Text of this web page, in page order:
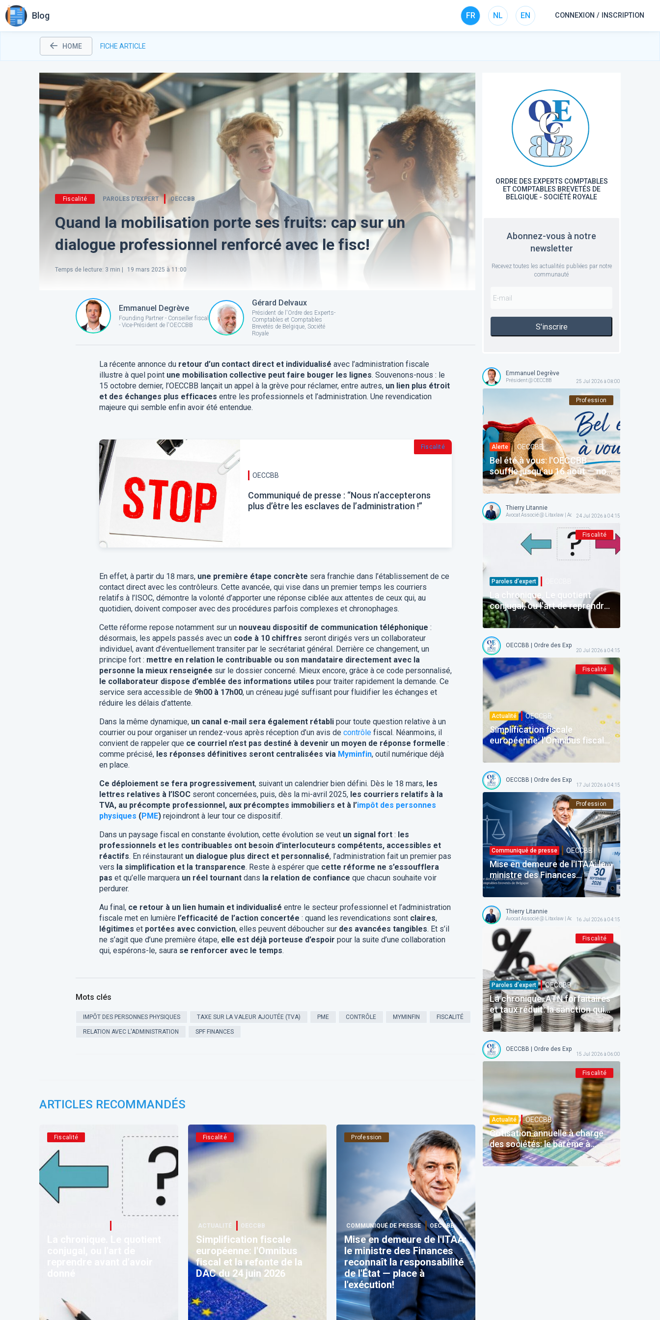
Blog FR NL EN CONNEXION / INSCRIPTION
HOME FICHE ARTICLE
Fiscalité PAROLES D’EXPERT OECCBB
Quand la mobilisation porte ses fruits: cap sur un
dialogue professionnel renforcé avec le fisc!
Temps de lecture: 3 min | 19 mars 2025 à 11:00
Emmanuel Degrève
Founding Partner - Conseiller fiscal
- Vice-Président de l'OECCBB
Gérard Delvaux
Président de l'Ordre des Experts-
Comptables et Comptables
Brevetés de Belgique, Société
Royale
La récente annonce du retour d’un contact direct et individualisé avec l’administration fiscale
illustre à quel point une mobilisation collective peut faire bouger les lignes. Souvenons-nous : le
15 octobre dernier, l’OECCBB lançait un appel à la grève pour réclamer, entre autres, un lien plus étroit
et des échanges plus efficaces entre les professionnels et l’administration. Une revendication
majeure qui semble enfin avoir été entendue.
Fiscalité
OECCBB
Communiqué de presse : “Nous n’accepterons
plus d’être les esclaves de l’administration !”
En effet, à partir du 18 mars, une première étape concrète sera franchie dans l’établissement de ce
contact direct avec les contrôleurs. Cette avancée, qui vise dans un premier temps les courriers
relatifs à l’ISOC, démontre la volonté d’apporter une réponse ciblée aux attentes de ceux qui, au
quotidien, doivent composer avec des procédures parfois complexes et chronophages.
Cette réforme repose notamment sur un nouveau dispositif de communication téléphonique :
désormais, les appels passés avec un code à 10 chiffres seront dirigés vers un collaborateur
individuel, avant d’éventuellement transiter par le secrétariat général. Derrière ce changement, un
principe fort : mettre en relation le contribuable ou son mandataire directement avec la
personne la mieux renseignée sur le dossier concerné. Mieux encore, grâce à ce code personnalisé,
le collaborateur dispose d’emblée des informations utiles pour traiter rapidement la demande. Ce
service sera accessible de 9h00 à 17h00, un créneau jugé suffisant pour fluidifier les échanges et
réduire les délais d’attente.
Dans la même dynamique, un canal e-mail sera également rétabli pour toute question relative à un
courrier ou pour organiser un rendez-vous après réception d’un avis de contrôlefiscal. Néanmoins, il
convient de rappeler que ce courriel n’est pas destiné à devenir un moyen de réponse formelle :
comme précisé, les réponses définitives seront centralisées via Myminfin, outil numérique déjà
en place.
Ce déploiement se fera progressivement, suivant un calendrier bien défini. Dès le 18 mars, les
lettres relatives à l’ISOC seront concernées, puis, dès la mi-avril 2025, les courriers relatifs à la
TVA, au précompte professionnel, aux précomptes immobiliers et à l’impôt des personnes
physiques (PME) rejoindront à leur tour ce dispositif.
Dans un paysage fiscal en constante évolution, cette évolution se veut un signal fort : les
professionnels et les contribuables ont besoin d’interlocuteurs compétents, accessibles et
réactifs. En réinstaurant un dialogue plus direct et personnalisé, l’administration fait un premier pas
vers la simplification et la transparence. Reste à espérer que cette réforme ne s’essoufflera
pas et qu’elle marquera un réel tournant dans la relation de confiance que chacun souhaite voir
perdurer.
Au final, ce retour à un lien humain et individualisé entre le secteur professionnel et l’administration
fiscale met en lumière l’efficacité de l’action concertée : quand les revendications sont claires,
légitimes et portées avec conviction, elles peuvent déboucher sur des avancées tangibles. Et s’il
ne s’agit que d’une première étape, elle est déjà porteuse d’espoir pour la suite d’une collaboration
qui, espérons-le, saura se renforcer avec le temps.
Mots clés
IMPÔT DES PERSONNES PHYSIQUES TAXE SUR LA VALEUR AJOUTÉE (TVA) PME CONTRÔLE MYMINFIN FISCALITÉ
RELATION AVEC L'ADMINISTRATION SPF FINANCES
ARTICLES RECOMMANDÉS
Fiscalité Fiscalité
ACTUALITÉ OECCBB
Simplification fiscale
européenne: l'Omnibus
fiscal et la refonte de la
DAC du 24 juin 2026
Profession
COMMUNIQUÉ DE PRESSE OECCBB
Mise en demeure de l'ITAA:
le ministre des Finances
reconnaît la responsabilité
de l'État — place à
l'exécution!
ORDRE DES EXPERTS COMPTABLES
ET COMPTABLES BREVETÉS DE
BELGIQUE - SOCIÉTÉ ROYALE
Abonnez-vous à notre
newsletter
Recevez toutes les actualités publiées par notre
communauté
S'inscrire
Emmanuel Degrève
Président @ OECCBB 25 Jul 2026 à 08:00
Profession
Alerte OECCBB
Bel été à vous: l'OECCBB
souffle jusqu'au 16 août — nos
services en ligne restent avec
vous
Thierry Litannie
Avocat Associé @ Litaxlaw | Administrateur @ OECCBB
24 Jul 2026 à 04:15
Fiscalité
Paroles d’expert
La chronique. Le quotient
conjugal, ou l'art de reprendre
avant d'avoir donné
OECCBB | Ordre des Experts-comptables et
20 Jul 2026 à 04:15
Fiscalité
Actualité OECCBB
Simplification fiscale
européenne: l'Omnibus fiscal
et la refonte de la DAC du 24
juin 2026
OECCBB | Ordre des Experts-comptables et
17 Jul 2026 à 04:15
Profession
Communiqué de presse OECCBB
Mise en demeure de l'ITAA: le
ministre des Finances
reconnaît la responsabilité de
l'État — place à l'exécution!
Thierry Litannie
Avocat Associé @ Litaxlaw | Administrateur @ OECCBB
16 Jul 2026 à 04:15
Fiscalité
Paroles d’expert OECCBB
La chronique. ATN forfaitaires
et taux réduit: la sanction qui
ne frappe que ceux qui étaient
en règle.
OECCBB | Ordre des Experts-comptables et
15 Jul 2026 à 06:00
Fiscalité
Actualité OECCBB
Cotisation annuelle à charge
des sociétés: le barème à
quatre tranches prévu dès
2026